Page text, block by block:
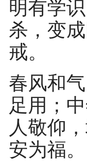
明有学
杀，变
戒。
春风和
足用；
人敬仰
安为福。